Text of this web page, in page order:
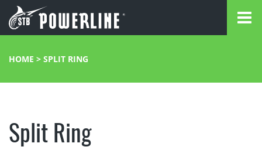
HOME > SPLIT RING
Split Ring